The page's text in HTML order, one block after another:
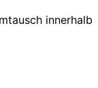
innerhalb